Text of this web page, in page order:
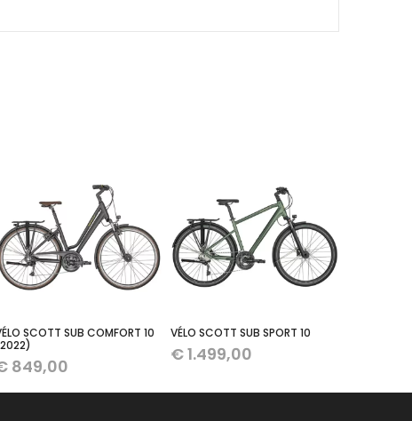
SCOTT SUB COMFORT 10
849,00
VÉLO SCOTT SUB SPORT 10
€1.499,00